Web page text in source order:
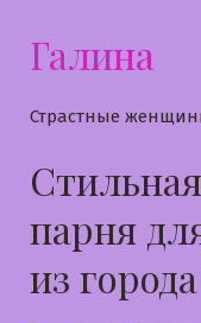
Галина
Страстные
парня
из